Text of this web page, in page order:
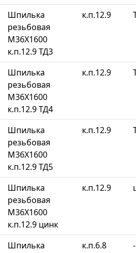
Шпилька
резьбовая
М36Х1600
к.п.12.9 ТД3
к.п.12.9
Шпилька
резьбовая
М36Х1600
к.п.12.9 ТД4
к.п.12.9
Шпилька
резьбовая
М36Х1600
к.п.12.9 ТД5
к.п.12.9
Шпилька
резьбовая
М36Х1600
к.п.12.9 цинк
к.п.12.9
Шпилька
к.п.6.8 -